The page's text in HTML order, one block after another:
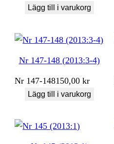
Lägg till i varukorg
Nr 147-148 (2013:3-4)
Nr 147-148150,00kr
Lägg till i varukorg